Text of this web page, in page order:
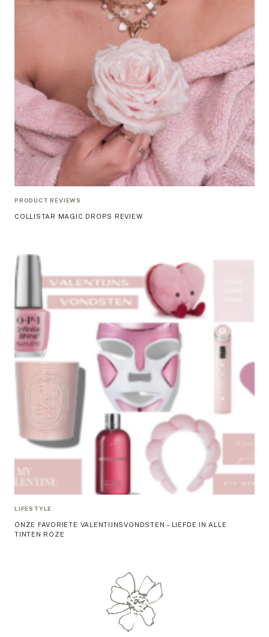
PRODUCT REVIEWS
COLLISTAR MAGIC DROPS REVIEW
LIFESTYLE
ONZE FAVORIETE VALENTIJNSVONDSTEN – LIEFDE IN ALLE
TINTEN ROZE